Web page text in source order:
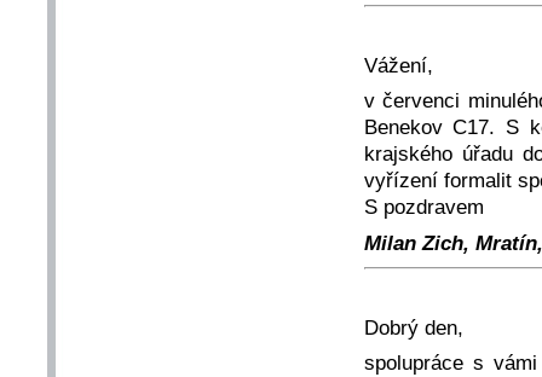
Vážení,
v červenci
Benekov C17. S
krajského úřadu
vyřízení formalit
S pozdravem
Milan Zich,
Dobrý den,
spolupráce s